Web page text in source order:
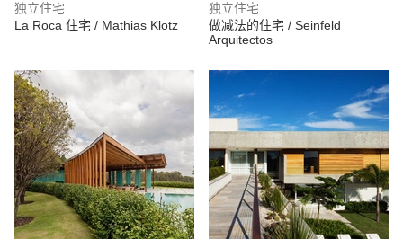
独立住宅
La Roca 住宅 / Mathias Klotz
独立住宅
做减法的住宅 / Seinfeld
Arquitectos